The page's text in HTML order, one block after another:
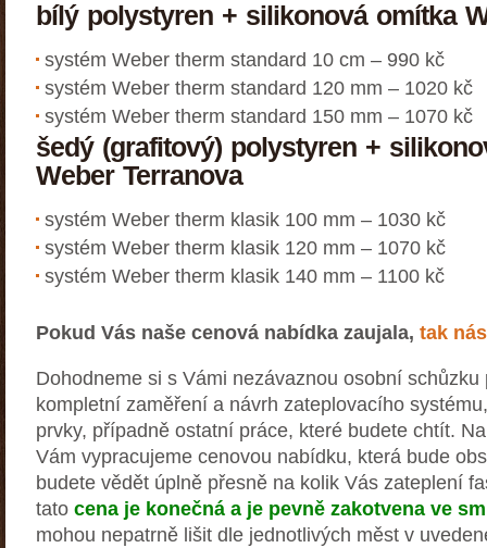
bílý polystyren + silikonová omítka
systém Weber therm standard 10 cm – 990 kč
systém Weber therm standard 120 mm – 1020 kč
systém Weber therm standard 150 mm – 1070 kč
šedý (grafitový) polystyren +
Weber Terranova
systém Weber therm klasik 100 mm – 1030 kč
systém Weber therm klasik 120 mm – 1070 kč
systém Weber therm klasik 140 mm – 1100 kč
Pokud Vás naše cenová nabídka zaujala, tak
Dohodneme si s Vámi nezávaznou osobní
kompletní zaměření a návrh zateplovacího
prvky, případně ostatní práce, které budete chtít.
Vám vypracujeme cenovou nabídku, která bude
budete vědět úplně přesně na kolik Vás zateplení
tato cena je konečná a je pevně zakotvena ve
mohou nepatrně lišit dle jednotlivých měst v